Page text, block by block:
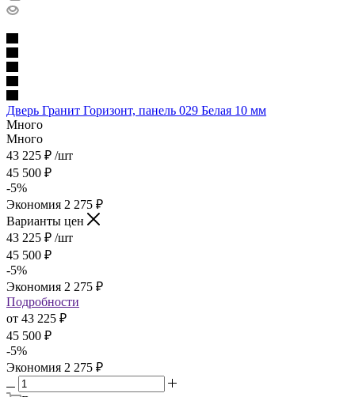
Дверь Гранит Горизонт, панель 029 Белая 10 мм
Много
Много
43 225 ₽ /шт
45 500 ₽
-5%
Экономия 2 275 ₽
Варианты цен
43 225 ₽ /шт
45 500 ₽
-5%
Экономия 2 275 ₽
Подробности
от 43 225 ₽
45 500 ₽
-5%
Экономия 2 275 ₽